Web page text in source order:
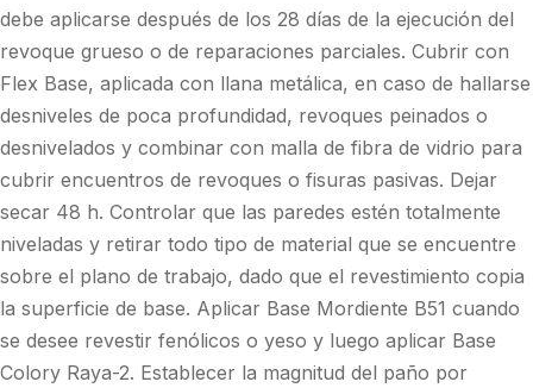
debe aplicarse después de los 28 días de la ejecución del
revoque grueso o de reparaciones parciales. Cubrir con
Flex Base, aplicada con llana metálica, en caso de hallarse
desniveles de poca profundidad, revoques peinados o
desnivelados y combinar con malla de fibra de vidrio para
cubrir encuentros de revoques o fisuras pasivas. Dejar
secar 48 h. Controlar que las paredes estén totalmente
niveladas y retirar todo tipo de material que se encuentre
sobre el plano de trabajo, dado que el revestimiento copia
la superficie de base. Aplicar Base Mordiente B51 cuando
se desee revestir fenólicos o yeso y luego aplicar Base
Colory Raya-2. Establecer la magnitud del paño por